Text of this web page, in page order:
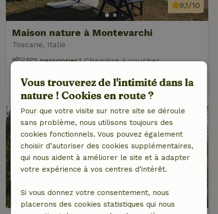
Maison nature à Montevarchi
Toscane, Italie
9,1/10
2 personnes1 Chambre à coucher
voir
Vous trouverez de l'intimité dans la
nature ! Cookies en route ?
Pour que votre visite sur notre site se déroule
sans problème, nous utilisons toujours des
cookies fonctionnels. Vous pouvez également
choisir d’autoriser des cookies supplémentaires,
qui nous aident à améliorer le site et à adapter
votre expérience à vos centres d’intérêt.
Si vous donnez votre consentement, nous
placerons des cookies statistiques qui nous